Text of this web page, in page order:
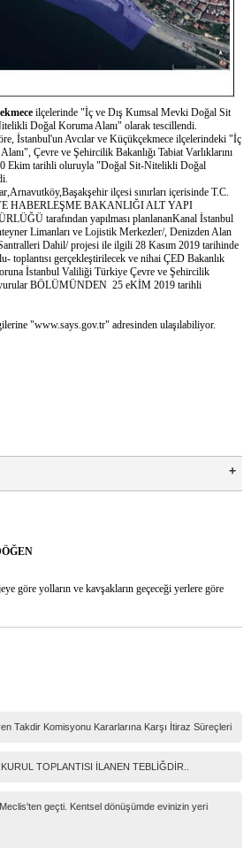
ilçelerinde "İç ve Dış Kumsal Mevki Doğal Sit
Doğal Koruma Alanı" olarak tescillendi.
İstanbul'un Avcılar ve Küçükçekmece ilçelerindeki "İç
Çevre ve Şehircilik Bakanlığı Tabiat Varlıklarını
Ekim tarihli oluruyla "Doğal Sit-Nitelikli Doğal
ilçesi sınırları içerisinde T.C.
HABERLEŞME BAKANLIĞI ALT YAPI
tarafından yapılması planlananKanal İstanbul
Limanları ve Lojistik Merkezler/, Denizden Alan
Dahil/ projesi ile ilgili 28 Kasım 2019 tarihinde
toplantısı gerçekleştirilecek ve nihai ÇED Bakanlık
İstanbul Valiliği Türkiye Çevre ve Şehircilik
BÖLÜMÜNDEN 25 eKİM 2019 tarihli
"www.says.gov.tr" adresinden ulaşılabiliyor.
216.73.216.239
göre yolların ve kavşakların geçeceği yerlere göre
Takdir Komisyonu Kararlarına Karşı İtiraz Süreçleri
TOPLANTISI İLANEN TEBLİĞDİR..
Meclis'ten geçti. Kentsel dönüşümde evinizin yeri